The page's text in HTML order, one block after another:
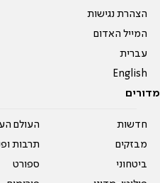
הצהרת נגישות
המייל האדום
עברית
English
מדורים
חדשות
מבזקים
ביטחוני
העולם
תרבות
ספורט